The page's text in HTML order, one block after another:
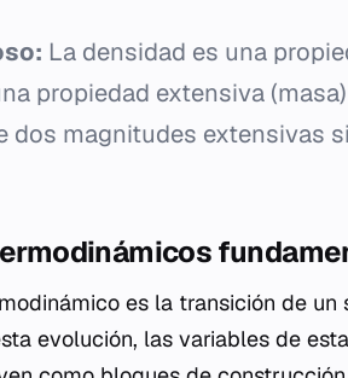
La densidad es una
propiedad extensiva
dos magnitudes extensivas
es la transición de
evolución, las variables de